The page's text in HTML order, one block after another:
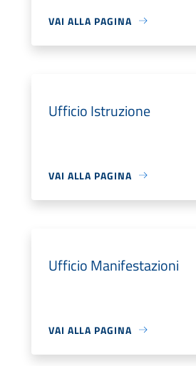
VAI ALLA PAGINA
Ufficio Istruzione
VAI ALLA PAGINA
Ufficio Manifestazioni
VAI ALLA PAGINA